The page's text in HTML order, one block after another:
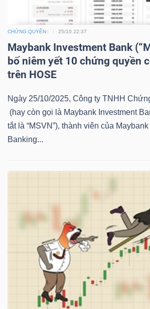
CHỨNG QUYỀN 25/10 22:37
Maybank Investment Bank
bố niêm yết 10 chứng quyền
trên HOSE
Ngày 25/10/2025, Công ty TNHH
(hay còn gọi là Maybank Investment
tắt là “MSVN”), thành viên của
Banking...
NĂNG
LƯỢNG
VẬT
LIỆU
KHÔNG
THIẾT